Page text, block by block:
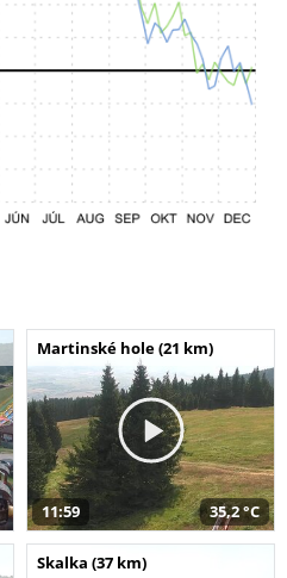
Martinské hole (21 km)
11:59 35,2 °C
Skalka (37 km)